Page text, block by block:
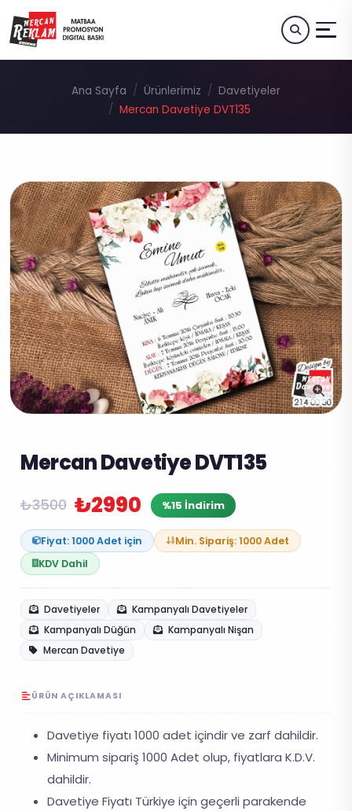
Ana Sayfa Ürünlerimiz
Davetiyeler
Mercan Davetiye DVT135
Mercan Davetiye DVT135
₺3500 ₺2990 %15 İndirim
Fiyat: 1000 Adet için
Min. Sipariş: 1000 Adet
KDV Dahil
Davetiyeler
Kampanyalı Davetiyeler
Kampanyalı Düğün
Kampanyalı Nişan
Mercan Davetiye
ÜRÜN AÇIKLAMASI
Davetiye fiyatı 1000 adet içindir ve zarf dahildir.
Minimum sipariş 1000 Adet olup, fiyatlara K.D.V.
dahildir.
Davetiye Fiyatı Türkiye için geçerli parakende